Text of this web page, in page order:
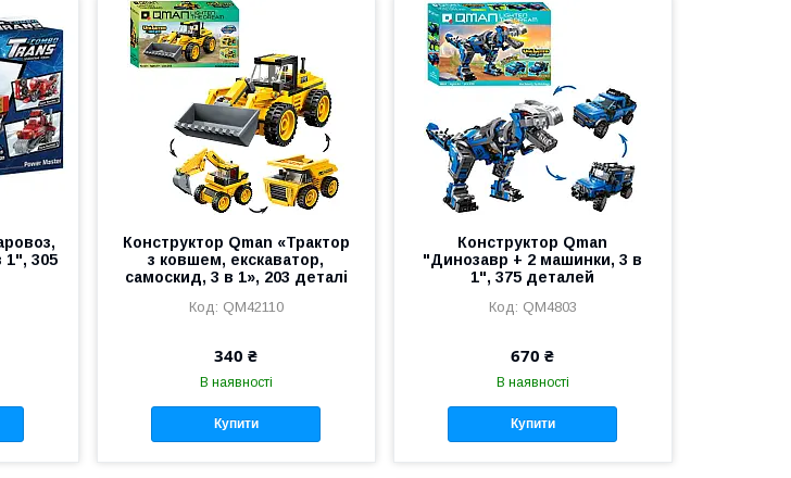
1", 305
Конструктор Qman «Трактор
з ковшем, екскаватор,
самоскид, 3 в 1», 203 деталі
QM42110
340 ₴
В наявності
Купити
Конструктор Qman
"Динозавр + 2 машинки, 3 в
1", 375 деталей
QM4803
670 ₴
В наявності
Купити